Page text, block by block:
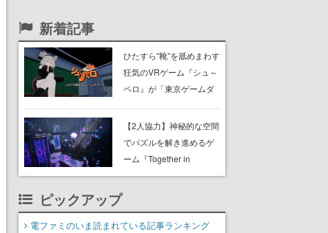
新着記事
ひたすら“靴”を舐めまわす
狂気のVRゲーム『シュ～
ペロ』が「東京ゲームダ
ャッチコピーは「三度の
飯より靴を舐めよう」と
前のめり。公式アカウン
【2人協力】神秘的な空間
でパズルを解き進めるゲ
ーム『Together in
Forgotten Lands』が本日
界の古代洞窟を舞台に、4
ピックアップ
電ファミのいま読まれている記事ランキング